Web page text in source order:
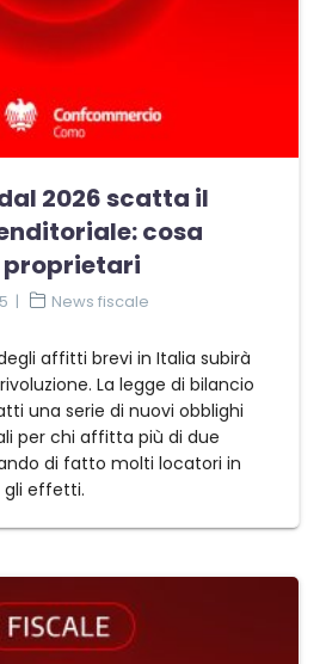
2026 scatta il
cosa
proprietari
News fiscale
affitti brevi in Italia subirà
La legge di bilancio
una serie di nuovi obblighi
per chi affitta più di due
di fatto molti locatori in
effetti.